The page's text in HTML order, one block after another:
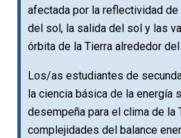
afectada por la reflectividad
del sol, la salida del sol y las
órbita de la Tierra alrededor
Los/as estudiantes de
la ciencia básica de la energía
desempeña para el clima de la
complejidades del balance